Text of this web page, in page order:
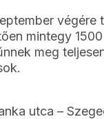
mintegy
meg
utca –